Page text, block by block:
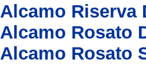
Alcamo Riserva
Alcamo Rosato
Alcamo Rosato